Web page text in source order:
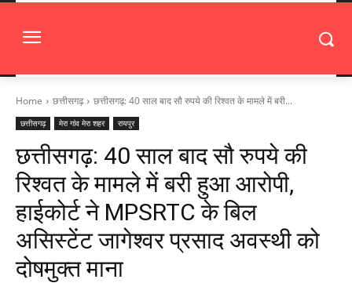
Home छत्तीसगढ़ छत्तीसगढ़: 40 साल बाद सौ रुपये की रिश्वत के मामले में बरी...
छत्तीसगढ़ मेरा गांव मेरा शहर रायपुर
छत्तीसगढ़: 40 साल बाद सौ रुपये की
रिश्वत के मामले में बरी हुआ आरोपी,
हाईकोर्ट ने MPSRTC के बिल
असिस्टेंट जागेश्वर प्रसाद अवस्थी को
दोषमुक्त माना